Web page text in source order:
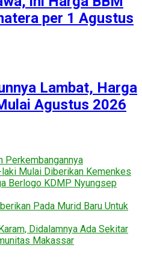
per 1 Agustus
Lambat, Harga
Agustus 2026
Perkembangannya
Mulai Diberikan Kemenkes
Berlogo KDMP Nyungsep
Pada Murid Baru Untuk
Didalamnya Ada Sekitar
Makassar